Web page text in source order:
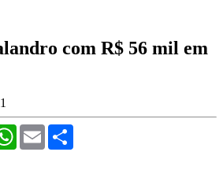
com R$ 56 mil em
WhatsApp
Email